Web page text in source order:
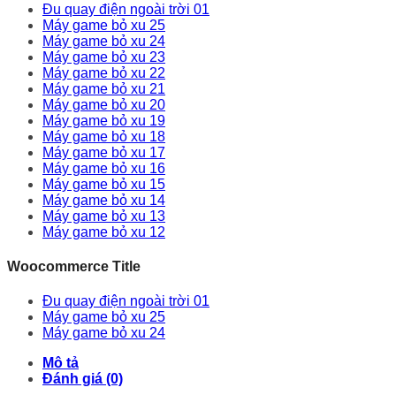
Đu quay điện ngoài trời 01
Máy game bỏ xu 25
Máy game bỏ xu 24
Máy game bỏ xu 23
Máy game bỏ xu 22
Máy game bỏ xu 21
Máy game bỏ xu 20
Máy game bỏ xu 19
Máy game bỏ xu 18
Máy game bỏ xu 17
Máy game bỏ xu 16
Máy game bỏ xu 15
Máy game bỏ xu 14
Máy game bỏ xu 13
Máy game bỏ xu 12
Woocommerce Title
Đu quay điện ngoài trời 01
Máy game bỏ xu 25
Máy game bỏ xu 24
Mô tả
Đánh giá (0)